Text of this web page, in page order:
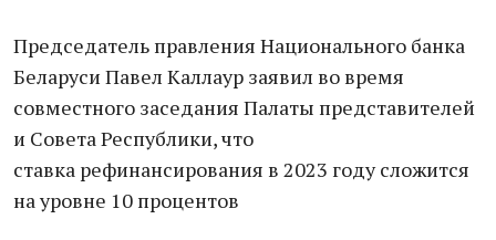
Председатель правления Национального банка
Беларуси Павел Каллаур заявил во время
совместного заседания Палаты представителей
и Совета Республики, что
ставка рефинансирования в 2023 году сложится
на уровне 10 процентов